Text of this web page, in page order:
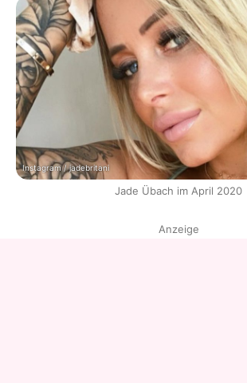
Instagram / jadebritani
Jade Übach im April 2020
Anzeige